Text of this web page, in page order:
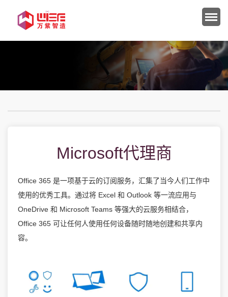
Microsoft代理商
Office 365 是一项基于云的订阅服务，汇集了当今人们工作中
使用的优秀工具。通过将 Excel 和 Outlook 等一流应用与
OneDrive 和 Microsoft Teams 等强大的云服务相结合，
Office 365 可让任何人使用任何设备随时随地创建和共享内
容。